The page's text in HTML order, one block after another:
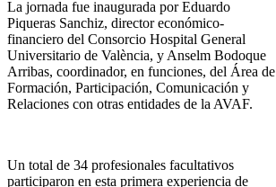
La jornada fue inaugurada por Eduardo
Piqueras Sanchiz, director económico-
financiero del Consorcio Hospital General
Universitario de València, y Anselm Bodoque
Arribas, coordinador, en funciones, del Área de
Formación, Participación, Comunicación y
Relaciones con otras entidades de la AVAF.
Un total de 34 profesionales facultativos
participaron en esta primera experiencia de